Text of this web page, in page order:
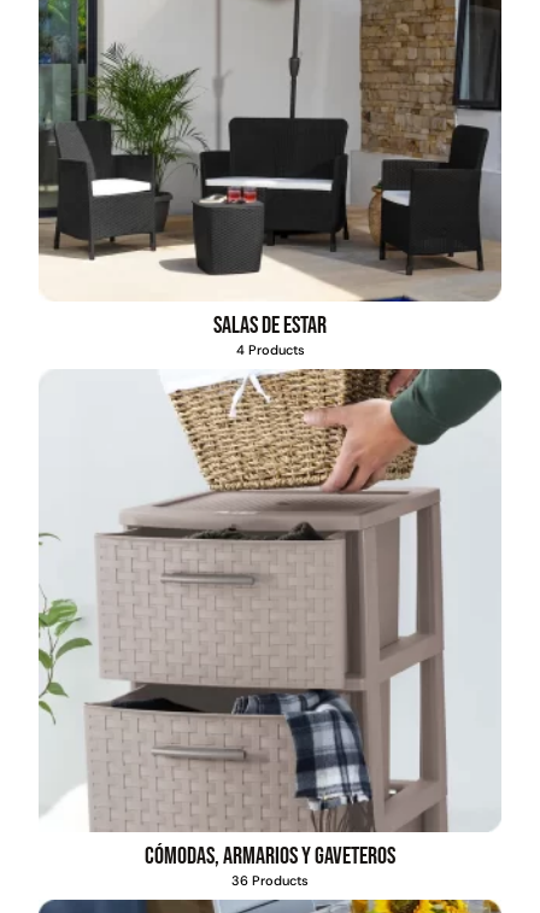
Salas de estar
4 Products
Cómodas, armarios y gaveteros
36 Products